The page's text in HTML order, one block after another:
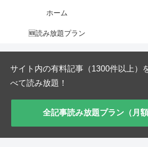
ホーム
🆕読み放題プラン
サイト内の有料記事（1300件以上）
べて読み放題！
全記事読み放題プラン（月額